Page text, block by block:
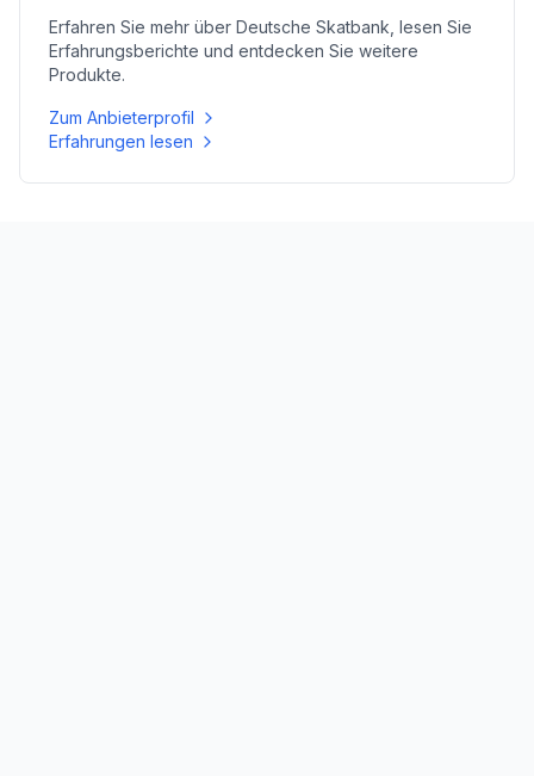
Erfahren Sie mehr über Deutsche Skatbank , lesen Sie
Erfahrungsberichte und entdecken Sie weitere
Produkte.
Zum Anbieterprofil
Erfahrungen lesen